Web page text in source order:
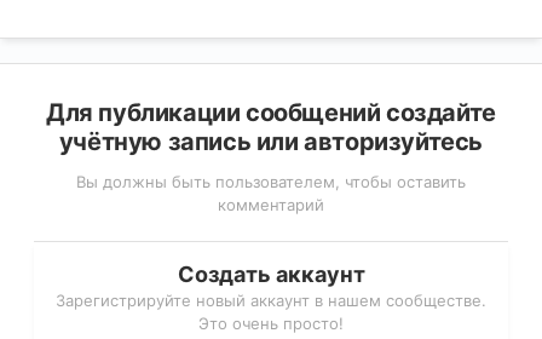
Для публикации сообщений создайте
учётную запись или авторизуйтесь
Вы должны быть пользователем, чтобы оставить
комментарий
Создать аккаунт
Зарегистрируйте новый аккаунт в нашем сообществе.
Это очень просто!